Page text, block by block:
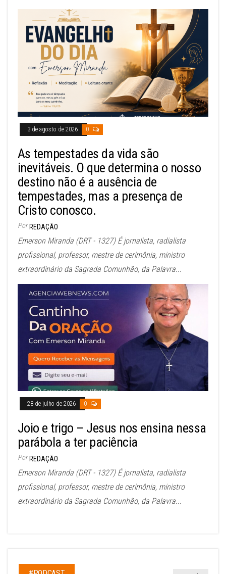
3 de agosto de 2026 0
As tempestades da vida são
inevitáveis. O que determina o nosso
destino não é a ausência de
tempestades, mas a presença de
Cristo conosco.
Por REDAÇÃO
Emerson Miranda (DRT - 1327) É jornalista, radialista
profissional, professor, mestre de cerimônia, ministro
extraordinário da Sagrada Comunhão, da Palavra...
28 de julho de 2026 0
Joio e trigo – Jesus nos ensina nessa
parábola a ter paciência
Por REDAÇÃO
Emerson Miranda (DRT - 1327) É jornalista, radialista
profissional, professor, mestre de cerimônia, ministro
extraordinário da Sagrada Comunhão, da Palavra...